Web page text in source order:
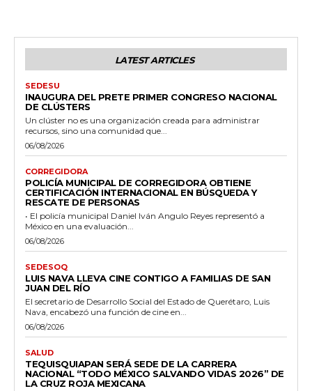
LATEST ARTICLES
SEDESU
INAUGURA DEL PRETE PRIMER CONGRESO NACIONAL
DE CLÚSTERS
Un clúster no es una organización creada para administrar
recursos, sino una comunidad que...
06/08/2026
CORREGIDORA
POLICÍA MUNICIPAL DE CORREGIDORA OBTIENE
CERTIFICACIÓN INTERNACIONAL EN BÚSQUEDA Y
RESCATE DE PERSONAS
• El policía municipal Daniel Iván Angulo Reyes representó a
México en una evaluación...
06/08/2026
SEDESOQ
LUIS NAVA LLEVA CINE CONTIGO A FAMILIAS DE SAN
JUAN DEL RÍO
El secretario de Desarrollo Social del Estado de Querétaro, Luis
Nava, encabezó una función de cine en...
06/08/2026
SALUD
TEQUISQUIAPAN SERÁ SEDE DE LA CARRERA
NACIONAL “TODO MÉXICO SALVANDO VIDAS 2026” DE
LA CRUZ ROJA MEXICANA